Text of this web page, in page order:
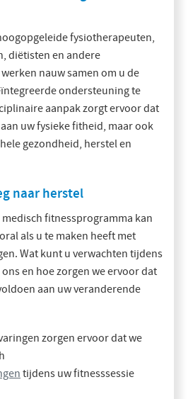
fysiotherapeuten,
diëtisten en andere
nauw samen om u de
ondersteuning te
aanpak zorgt ervoor dat
uw fysieke fitheid, maar ook
gezondheid, herstel en
naar herstel
fitnessprogramma kan
als u te maken heeft met
Wat kunt u verwachten tijdens
en hoe zorgen we ervoor dat
aan uw veranderende
zorgen ervoor dat we
tijdens uw fitnesssessie